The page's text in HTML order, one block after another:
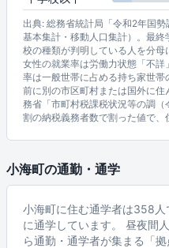
出典: 総務省統計局「令和2年国
基本集計・移動人口集計）。最
校の種類が判明している人を分母
女性の就業率は労働力状態「不
率は一般世帯に占める持ち家世
前に別の市区町村または国外に
務省「市町村税課税状況等の調
割の納税義務者数で割った値で、
小海町の通勤・通学
小海町に住む通学者は358
に通学しています。 昼夜間
ら通勤・通学者が集まる「拠